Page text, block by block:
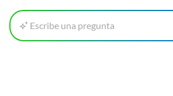
Escribe una pregunta